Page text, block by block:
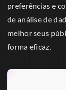
preferências e
de análise de
melhor seus
forma eficaz.